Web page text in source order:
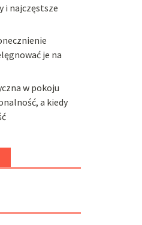
i najczęstsze
je na
w pokoju
a kiedy